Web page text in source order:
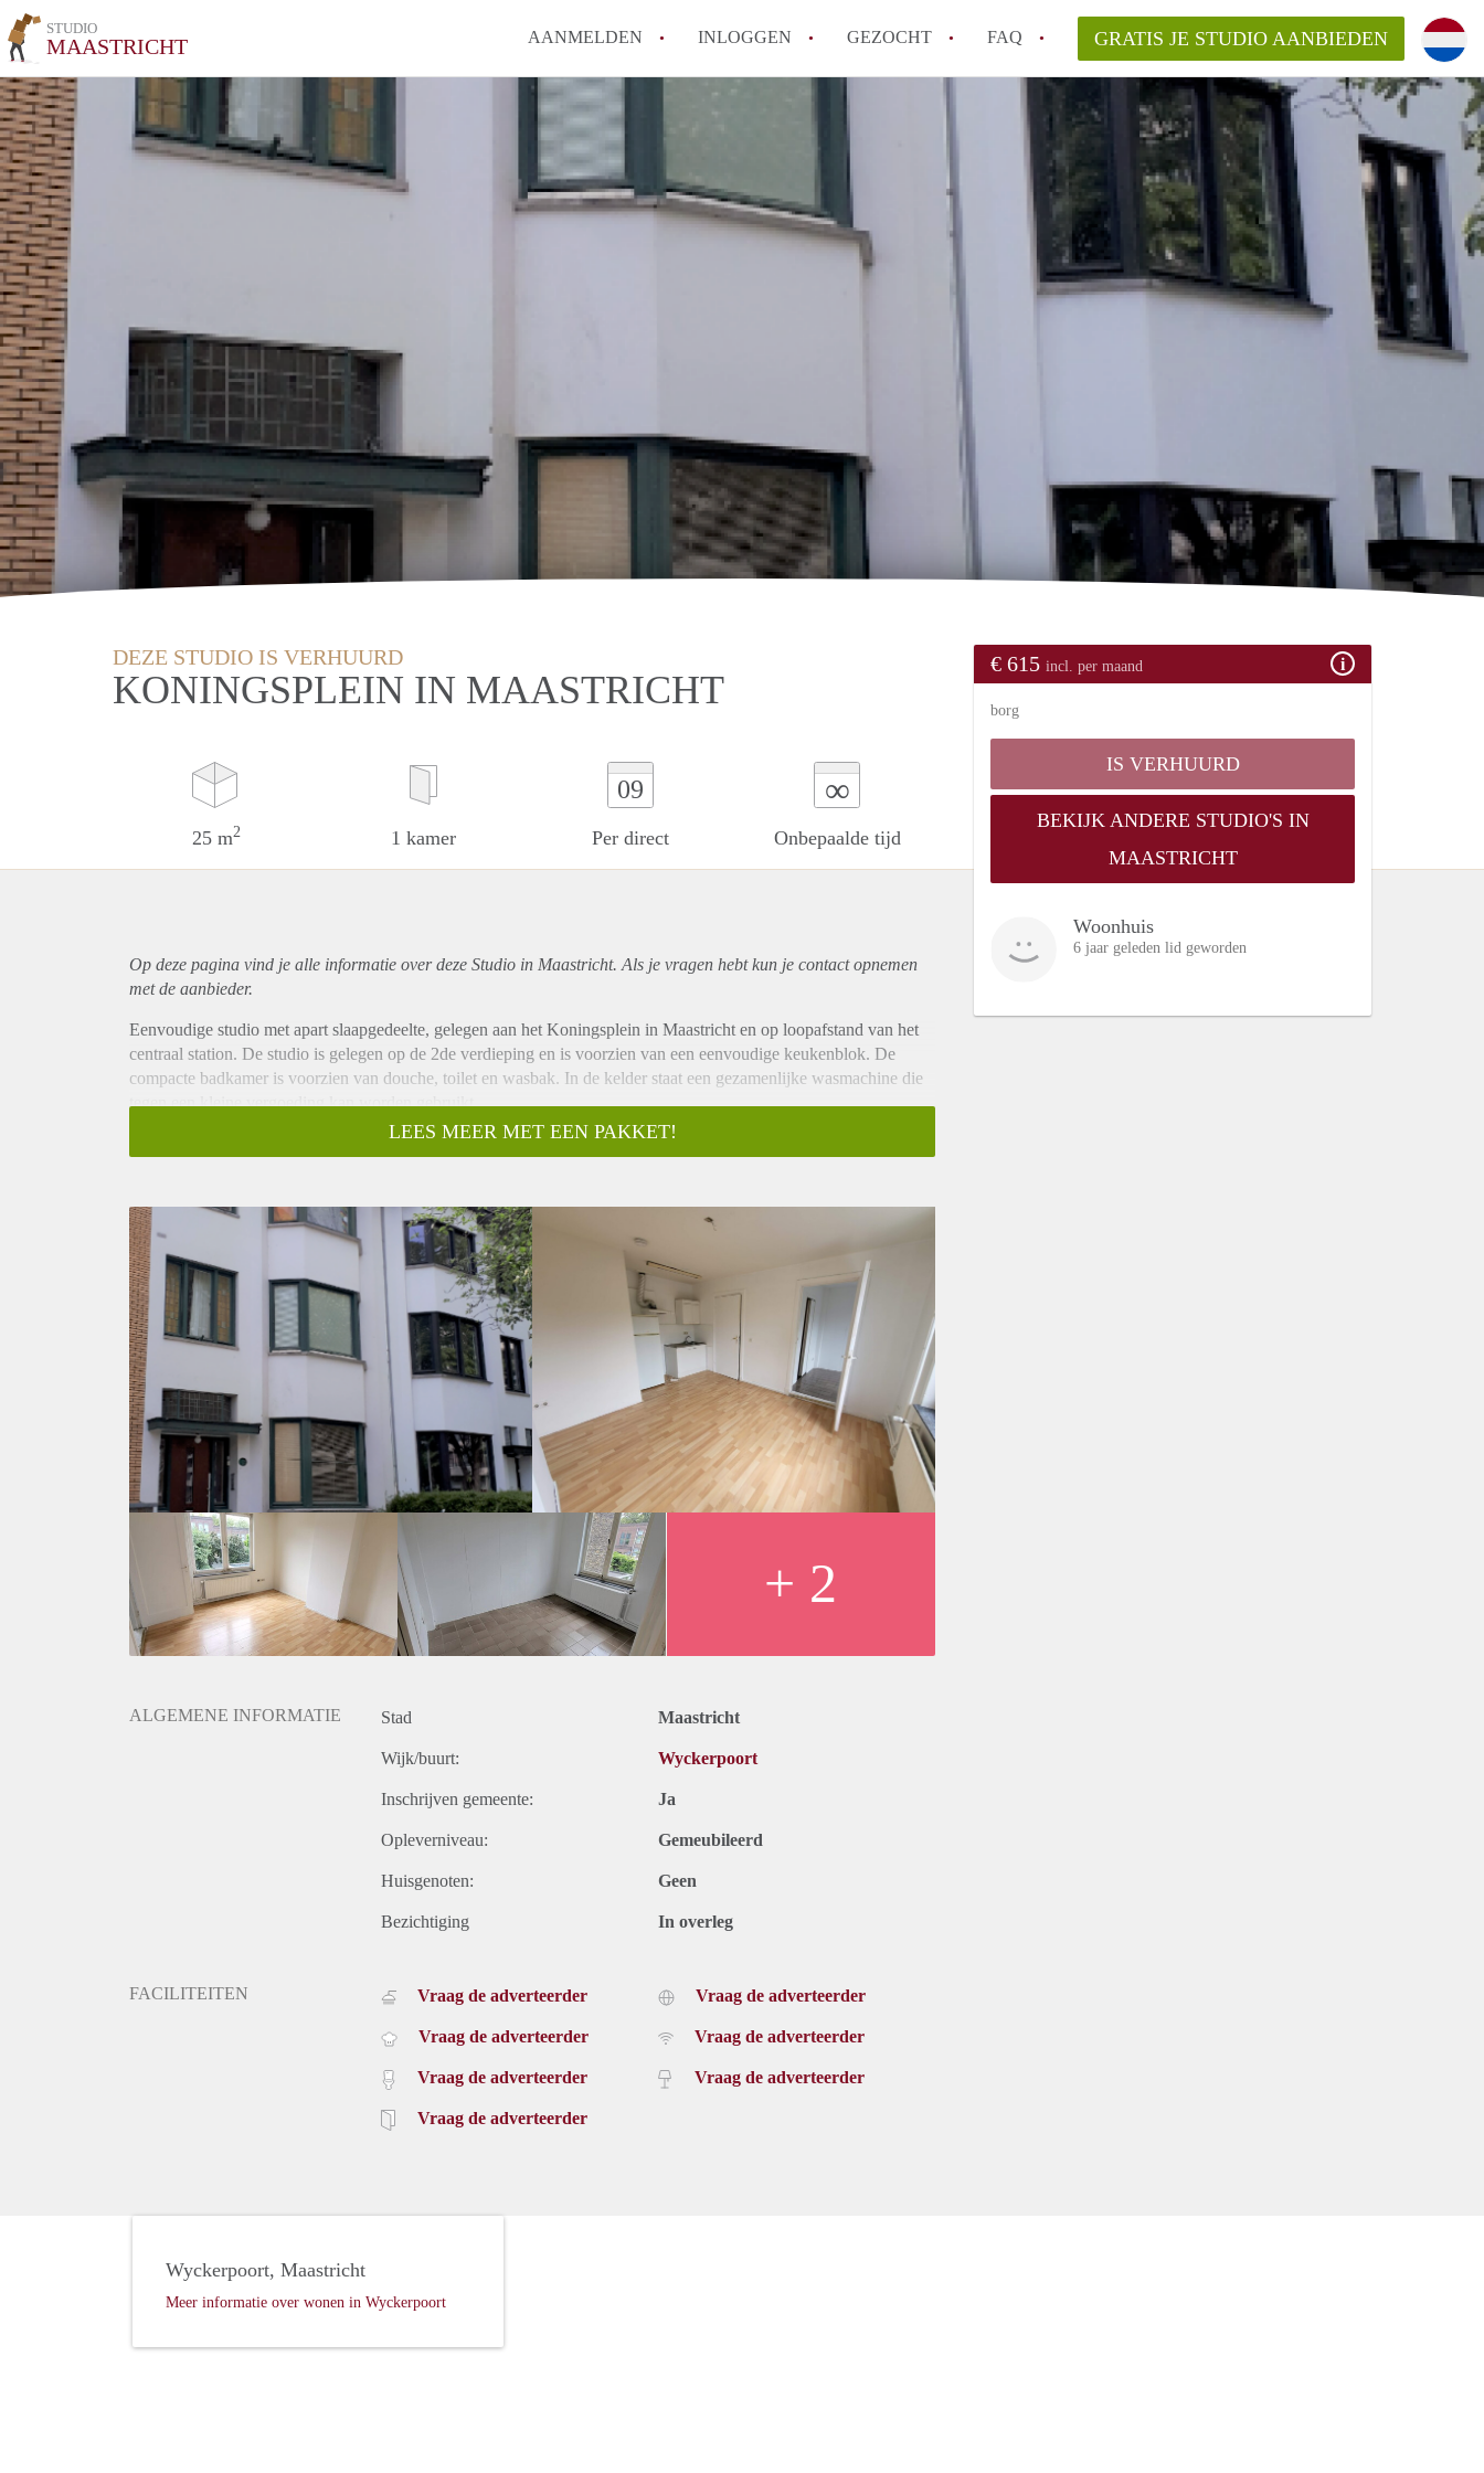
STUDIO
MAASTRICHT AANMELDEN INLOGGEN GEZOCHT FAQ
Hoeveel kost het om te reageren op een Studio in Maastricht?
Wat is de privacyverklaring van StudioMaastricht?
Berekent StudioMaastricht makelaarsvergoeding/bemiddelingsvergoeding?
Alle veelgestelde vragen
GRATIS JE STUDIO AANBIEDEN
DEZE STUDIO IS VERHUURD
KONINGSPLEIN IN MAASTRICHT
25 m2 1 kamer
09
Per direct
∞
Onbepaalde tijd
€ 615 incl. per maand
borg
IS VERHUURD
BEKIJK ANDERE STUDIO'S IN
MAASTRICHT
Woonhuis
6 jaar geleden lid geworden
Op deze pagina vind je alle informatie over deze Studio in Maastricht. Als je vragen hebt kun je contact opnemen
met de aanbieder.
Eenvoudige studio met apart slaapgedeelte, gelegen aan het Koningsplein in Maastricht en op loopafstand van het
centraal station. De studio is gelegen op de 2de verdieping en is voorzien van een eenvoudige keukenblok. De
compacte badkamer is voorzien van douche, toilet en wasbak. In de kelder staat een gezamenlijke wasmachine die
tegen een kleine vergoeding kan worden gebruikt.
Fietsen kunnen voor het pand gestald worden.
Huurgegevens:
- Huurtoeslag is NIET mogelijk.
- Huisdieren zijn niet toegestaan.
- Minimale huurtermijn bedraagt 12 maanden.
- Uitsluitend beschikbaar voor 1 rustige student.
- Uitsluitend beschikbaar per 1 augustus.
Wij werken conform het toewijzigingsprotocol van Pararius. Meer informatie vind je via deze link:
https://tinyurl.com/59s3pdsc
LEES MEER MET EEN PAKKET!
+ 2
ALGEMENE INFORMATIE Stad Maastricht
Wijk/buurt: Wyckerpoort
Inschrijven gemeente: Ja
Opleverniveau: Gemeubileerd
Huisgenoten: Geen
Bezichtiging In overleg
FACILITEITEN Vraag de adverteerder
Vraag de adverteerder
Vraag de adverteerder
Vraag de adverteerder
Vraag de adverteerder
Vraag de adverteerder
Vraag de adverteerder
Wyckerpoort, Maastricht
Meer informatie over wonen in Wyckerpoort